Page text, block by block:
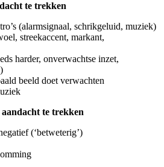
te trekken
(alarmsignaal, schrikgeluid, muziek)
streekaccent, markant,
harder, onverwachtse inzet,
beeld doet verwachten
te trekken
(‘betweterig’)